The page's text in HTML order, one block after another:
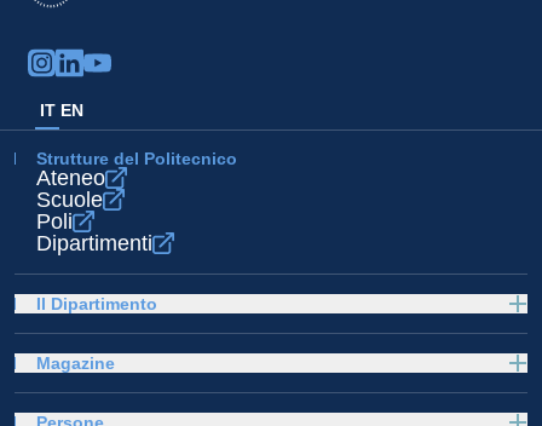
IT EN
Strutture del Politecnico
Ateneo
Scuole
Poli
Dipartimenti
Il Dipartimento
Magazine